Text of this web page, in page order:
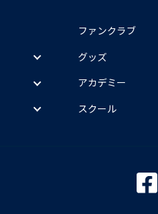
ファンクラブ
グッズ
アカデミー
スクール